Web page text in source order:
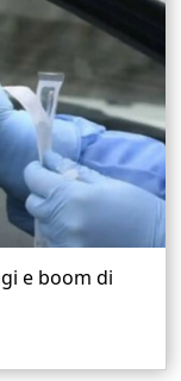
e boom di